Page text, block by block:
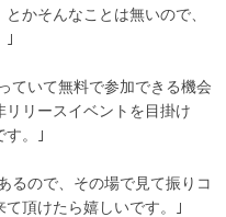
かそんなことは無いので、
｣
ていて無料で参加できる機会
リースイベントを目掛け
す。｣
るので、その場で見て振りコ
頂けたら嬉しいです。｣